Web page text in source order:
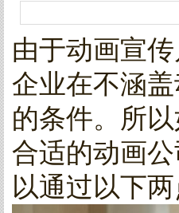
由于动画宣
企业在不涵
的条件。所
合适的动画
以通过以下